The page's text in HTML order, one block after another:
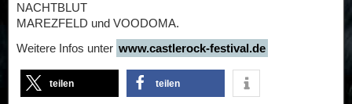
NACHTBLUT
MAREZFELD und VOODOMA.
Weitere Infos unter www.castlerock-festival.de
teilen teilen